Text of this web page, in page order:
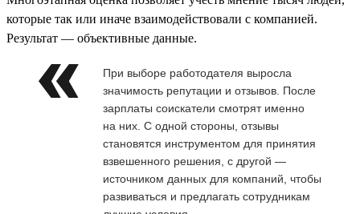
которые так или иначе взаимодействовали с компанией.
Результат — объективные данные.
При выборе работодателя выросла
значимость репутации и отзывов. После
зарплаты соискатели смотрят именно
на них. С одной стороны, отзывы
становятся инструментом для принятия
взвешенного решения, с другой —
источником данных для компаний, чтобы
развиваться и предлагать сотрудникам